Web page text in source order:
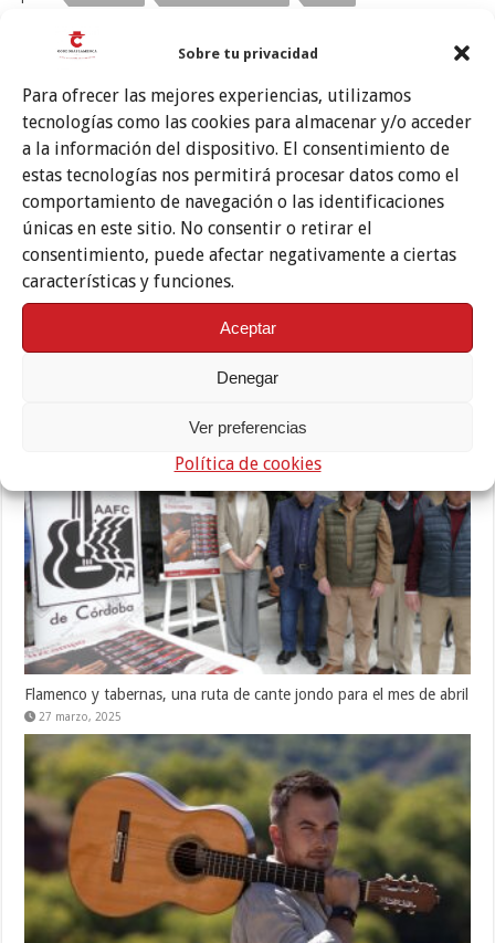
Sobre tu privacidad
Para ofrecer las mejores experiencias, utilizamos
tecnologías como las cookies para almacenar y/o acceder
a la información del dispositivo. El consentimiento de
estas tecnologías nos permitirá procesar datos como el
comportamiento de navegación o las identificaciones
únicas en este sitio. No consentir o retirar el
consentimiento, puede afectar negativamente a ciertas
características y funciones.
Aceptar
Denegar
Ver preferencias
Política de cookies
Te puede interesar también
Fallece el maestro Fosforito, Llave de Oro del Cante y ganador del
Flamenco y tabernas, una ruta de cante jondo para el mes de abril
27 marzo, 2025